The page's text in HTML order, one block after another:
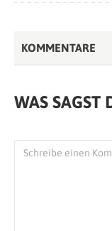
KOMMENTARE
WAS SAGST